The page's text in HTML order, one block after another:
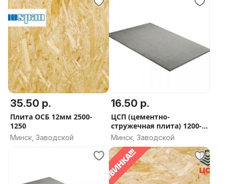
35.50 р.
Плита ОСБ 12мм 2500-
1250
Минск, Заводской
16.50 р.
ЦСП (цементно-
стружечная плита) 1200-
600-12мм
Минск, Заводской